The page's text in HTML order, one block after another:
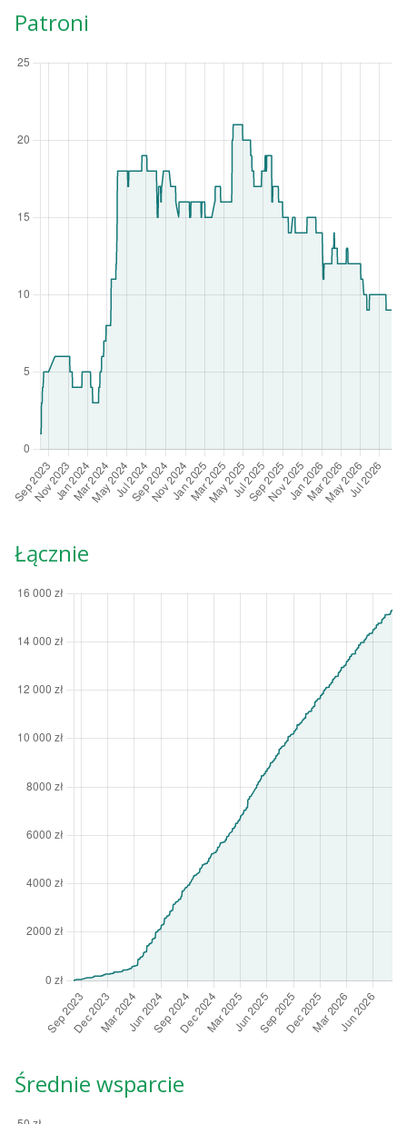
Patroni
Łącznie
Średnie wsparcie